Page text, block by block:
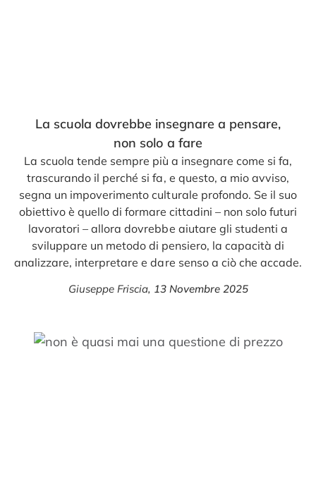
La scuola dovrebbe insegnare a pensare,
non solo a fare
La scuola tende sempre più a insegnare come si fa,
trascurando il perché si fa, e questo, a mio avviso,
segna un impoverimento culturale profondo. Se il suo
obiettivo è quello di formare cittadini – non solo futuri
lavoratori – allora dovrebbe aiutare gli studenti a
sviluppare un metodo di pensiero, la capacità di
analizzare, interpretare e dare senso a ciò che accade.
Giuseppe Friscia, 13 Novembre 2025